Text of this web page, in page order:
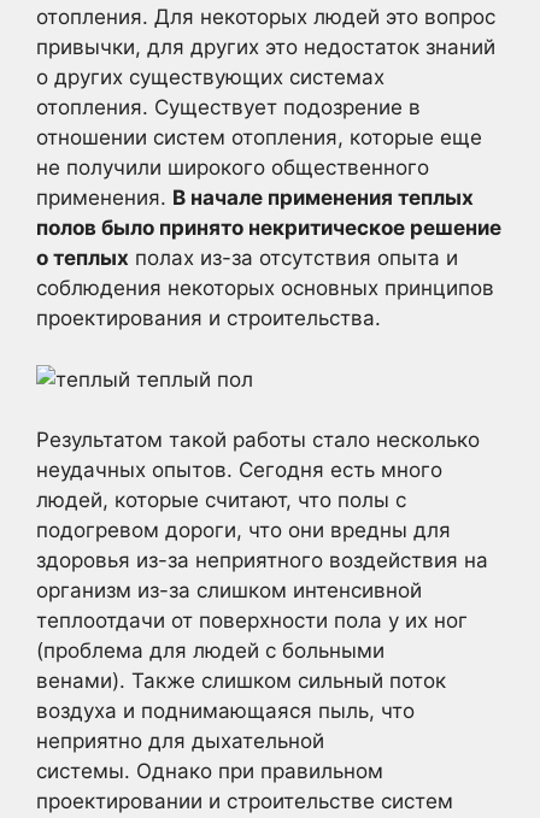
отопления. Для некоторых людей это вопрос
привычки, для других это недостаток знаний
о других существующих системах
отопления. Существует подозрение в
отношении систем отопления, которые еще
не получили широкого общественного
применения. В начале применения теплых
полов было принято некритическое решение
о теплых полах из-за отсутствия опыта и
соблюдения некоторых основных принципов
проектирования и строительства.
Результатом такой работы стало несколько
неудачных опытов. Сегодня есть много
людей, которые считают, что полы с
подогревом дороги, что они вредны для
здоровья из-за неприятного воздействия на
организм из-за слишком интенсивной
теплоотдачи от поверхности пола у их ног
(проблема для людей с больными
венами). Также слишком сильный поток
воздуха и поднимающаяся пыль, что
неприятно для дыхательной
системы. Однако при правильном
проектировании и строительстве систем